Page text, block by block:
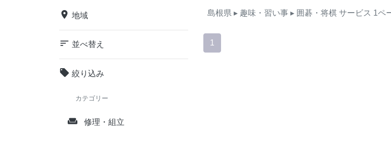
place 地域
sort 並べ替え
local_offer 絞り込み
カテゴリー
weekend 修理・組立
島根県 ▸ 趣味・習い事 ▸ 囲碁・将棋 サービス 1ペ
1